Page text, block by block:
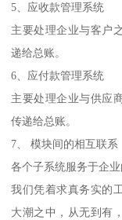
5、应收款管理系统
主要处理企业与客户
递给总账。
6、应付款管理系统
主要处理企业与供应
传递给总账。
7、 模块间的相互联系
各个子系统服务于企
我们凭着求真务实的
大潮之中，从无到有